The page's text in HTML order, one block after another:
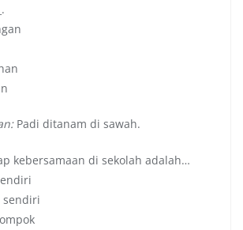
Padi ditanam di sawah.
kebersamaan di sekolah adalah…
sendiri